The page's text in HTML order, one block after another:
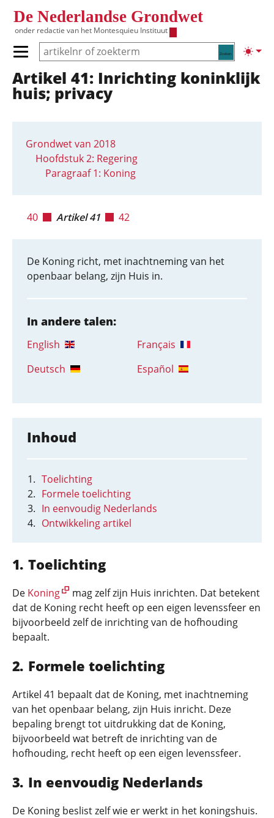
De Nederlandse Grondwet
onder redactie van het Montesquieu Instituut
Zoeken
Primair menu tonen/verbergen
Hoofdnavigatie
Artikel 41: Inrichting koninklijk
huis; privacy
Grondwet van 2018
Hoofdstuk 2: Regering
Paragraaf 1: Koning
40 Artikel 41 42
De Koning richt, met inachtneming van het
openbaar belang, zijn Huis in.
In andere talen:
English
Français
Deutsch
Español
Inhoud
Toelichting
Formele toelichting
In eenvoudig Nederlands
Ontwikkeling artikel
Toelichting
De Koning
mag zelf zijn Huis inrichten. Dat betekent
dat de Koning recht heeft op een eigen levenssfeer en
bijvoorbeeld zelf de inrichting van de hofhouding
bepaalt.
Formele toelichting
Artikel 41 bepaalt dat de Koning, met inachtneming
van het openbaar belang, zijn Huis inricht. Deze
bepaling brengt tot uitdrukking dat de Koning,
bijvoorbeeld wat betreft de inrichting van de
hofhouding, recht heeft op een eigen levenssfeer.
In eenvoudig Nederlands
De Koning beslist zelf wie er werkt in het koningshuis.